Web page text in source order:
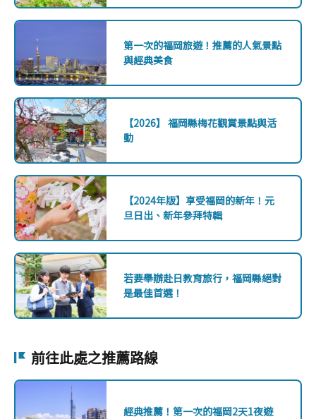
第一次的福岡旅遊！推薦的人氣景點
與經典美食
【2026】 福岡縣梅花觀賞景點與活
動
【2024年版】享受福岡的新年！元
旦日出、新年參拜特輯
若要舉辦赴日教育旅行，福岡縣絕對
是最佳首選！
前往此處之推薦路線
經典推薦！第一次的福岡2天1夜遊